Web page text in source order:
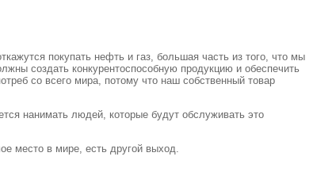
покупать нефть и газ, большая часть из того, что мы
создать конкурентоспособную продукцию и обеспечить
со всего мира, потому что наш собственный товар
нанимать людей, которые будут обслуживать это
место в мире, есть другой выход.